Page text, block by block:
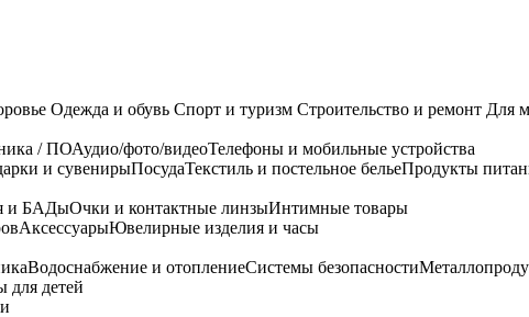
Одежда и обувь Спорт и туризм Строительство и ремонт Для
/ ПОАудио/фото/видеоТелефоны и мобильные устройства
и сувенирыПосудаТекстиль и постельное бельеПродукты
и БАДыОчки и контактные линзыИнтимные товары
АксессуарыЮвелирные изделия и часы
Водоснабжение и отоплениеСистемы безопасности
для детей